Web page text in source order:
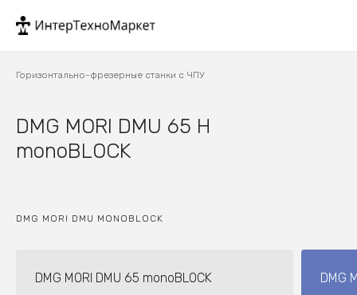
Горизонтально-фрезерные станки с ЧПУ
DMG MORI DMU 65 H
monoBLOCK​​​​​​​
DMG MORI DMU MONOBLOCK
DMG MORI DMU 65 monoBLOCK DMG